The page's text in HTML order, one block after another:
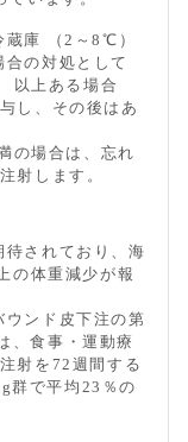
蔵庫 （2～8℃）
の対処として
以上ある場合
し、その後はあ
の場合は、忘れ
射します。
待されており、海
の体重減少が報
ンド皮下注の第
、食事・運動療
射を72週間する
群で平均23％の